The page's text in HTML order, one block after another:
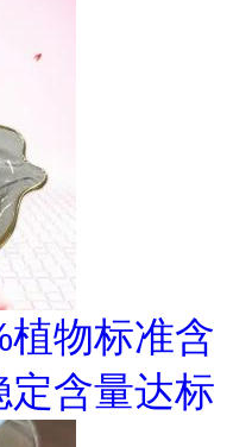
物标准含
含量达标